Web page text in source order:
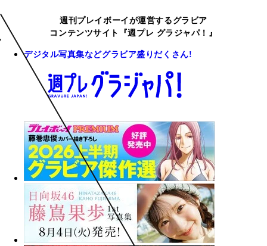
週刊プレイボーイが運営するグラビア
コンテンツサイト『週プレ グラジャパ！』
デジタル写真集などグラビア盛りだくさん!